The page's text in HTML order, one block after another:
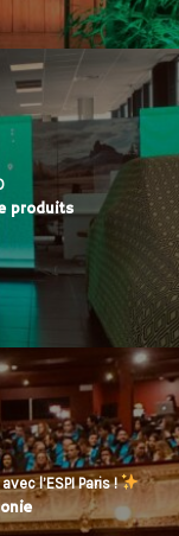
produits
l’ESPI Paris !